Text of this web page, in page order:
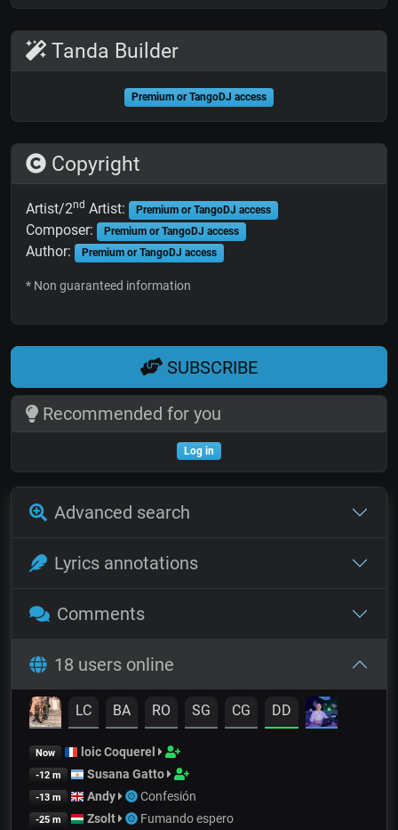
Tanda Builder
Premium or TangoDJ access
Copyright
Artist/2nd Artist: Premium or TangoDJ access
Composer: Premium or TangoDJ access
Author: Premium or TangoDJ access
* Non guaranteed information
SUBSCRIBE
Recommended for you
Log in
Advanced search
Lyrics annotations
Comments
18 users online
LC BA RO SG CG DD
Now loic Coquerel
-12 m Susana Gatto
-13 m Andy Confesión
-25 m Zsolt Fumando espero